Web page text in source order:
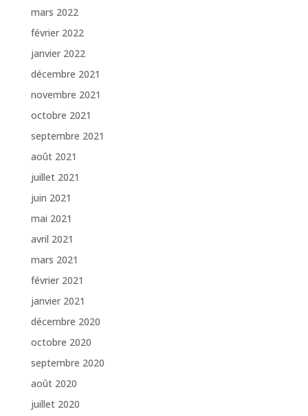
mars 2022
février 2022
janvier 2022
décembre 2021
novembre 2021
octobre 2021
septembre 2021
août 2021
juillet 2021
juin 2021
mai 2021
avril 2021
mars 2021
février 2021
janvier 2021
décembre 2020
octobre 2020
septembre 2020
août 2020
juillet 2020